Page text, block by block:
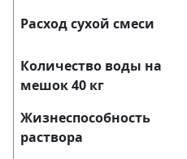
Расход сухой смеси
Количество воды на
мешок 40 кг
Жизнеспособность
раствора